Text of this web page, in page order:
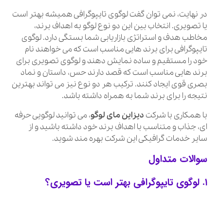
در نهایت، نمی توان گفت لوگوی تایپوگرافی همیشه بهتر است
یا تصویری. انتخاب بین این دو نوع لوگو به اهداف برند،
مخاطب هدف و استراتژی بازاریابی شما بستگی دارد. لوگوی
تایپوگرافی برای برند هایی مناسب است که می خواهند نام
خود را مستقیم و ساده نمایش دهند و لوگوی تصویری برای
برند هایی مناسب است که قصد دارند حس، داستان و نماد
بصری قوی ایجاد کنند. ترکیب هر دو نوع نیز می تواند بهترین
نتیجه را برای برند شما به همراه داشته باشد.
با همکاری با شرکت دیزاین مای لوگو، می توانید لوگویی حرفه
ای، جذاب و متناسب با اهداف برند خود داشته باشید و از
سایر خدمات گرافیکی این شرکت بهره مند شوید.
سوالات متداول
۱. لوگوی تایپوگرافی بهتر است یا تصویری؟